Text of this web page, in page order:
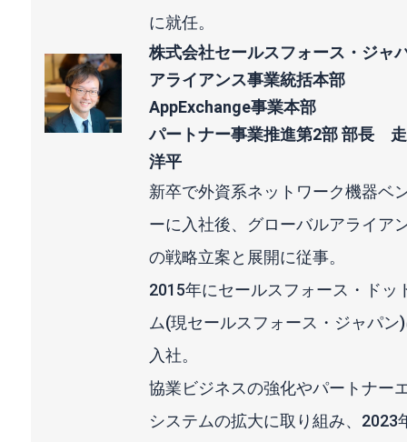
に就任。
株式会社セールスフォース・ジャ
アライアンス事業統括本部
AppExchange事業本部
パートナー事業推進第2部 部長
洋平
新卒で外資系ネットワーク機器ベ
ーに入社後、グローバルアライア
の戦略立案と展開に従事。
2015年にセールスフォース・ドッ
ム(現セールスフォース・ジャパン
入社。
協業ビジネスの強化やパートナー
システムの拡大に取り組み、2023